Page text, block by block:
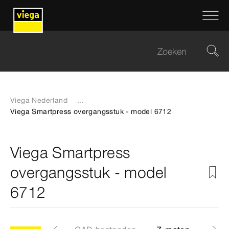
Viega Nederland
...
Viega Smartpress overgangsstuk - model 6712
Viega Smartpress
overgangsstuk - model
6712